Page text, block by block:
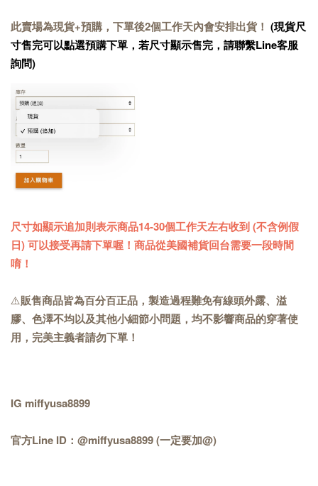
此賣場為現貨+預購，下單後2個工作天內會安排出貨！ (現貨尺
寸售完可以點選預購下單，若尺寸顯示售完，請聯繫Line客服
詢問)
尺寸如顯示追加則表示商品14-30個工作天左右收到 (不含例假
日) 可以接受再請下單喔！商品從美國補貨回台需要一段時間
唷！
⚠️販售商品皆為百分百正品，製造過程難免有線頭外露、溢
膠、色澤不均以及其他小細節小問題，均不影響商品的穿著使
用，完美主義者請勿下單！
IG miffyusa8899
官方Line ID：@miffyusa8899 (一定要加@)